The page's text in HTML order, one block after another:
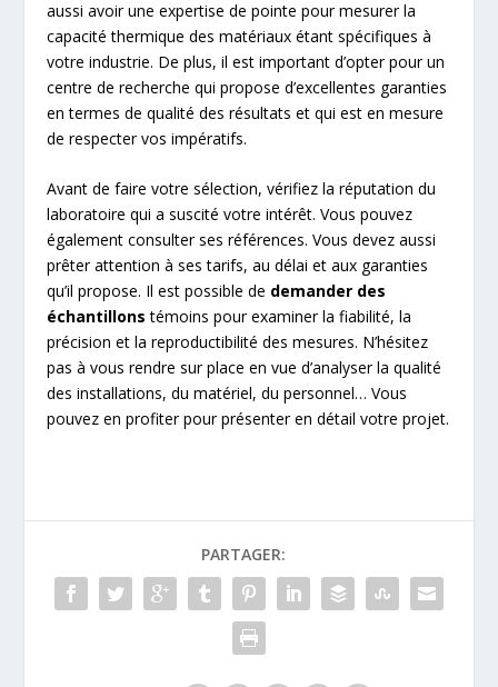
aussi avoir une expertise de pointe pour mesurer la
capacité thermique des matériaux étant spécifiques à
votre industrie. De plus, il est important d’opter pour un
centre de recherche qui propose d’excellentes garanties
en termes de qualité des résultats et qui est en mesure
de respecter vos impératifs.
Avant de faire votre sélection, vérifiez la réputation du
laboratoire qui a suscité votre intérêt. Vous pouvez
également consulter ses références. Vous devez aussi
prêter attention à ses tarifs, au délai et aux garanties
qu’il propose. Il est possible de demander des
échantillons témoins pour examiner la fiabilité, la
précision et la reproductibilité des mesures. N’hésitez
pas à vous rendre sur place en vue d’analyser la qualité
des installations, du matériel, du personnel… Vous
pouvez en profiter pour présenter en détail votre projet.
PARTAGER: